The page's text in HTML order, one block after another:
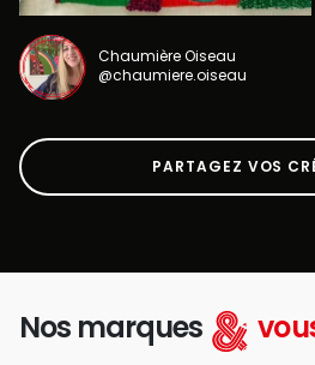
Chaumière Oiseau
@chaumiere.oiseau
PARTAGEZ VOS
Nos marques